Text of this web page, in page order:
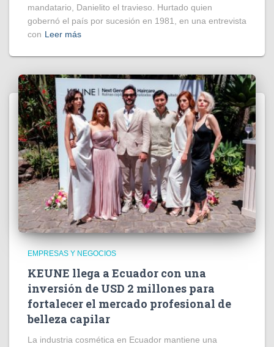
mandatario, Danielito el travieso. Hurtado quien
gobernó el país por sucesión en 1981, en una entrevista
con Leer más
EMPRESAS Y NEGOCIOS
KEUNE llega a Ecuador con una
inversión de USD 2 millones para
fortalecer el mercado profesional de
belleza capilar
La industria cosmética en Ecuador mantiene una